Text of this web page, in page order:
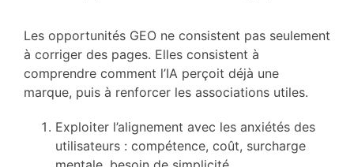
Les opportunités GEO ne consistent pas seulement
à corriger des pages. Elles consistent à
comprendre comment l’IA perçoit déjà une
marque, puis à renforcer les associations utiles.
Exploiter l’alignement avec les anxiétés des
utilisateurs : compétence, coût, surcharge